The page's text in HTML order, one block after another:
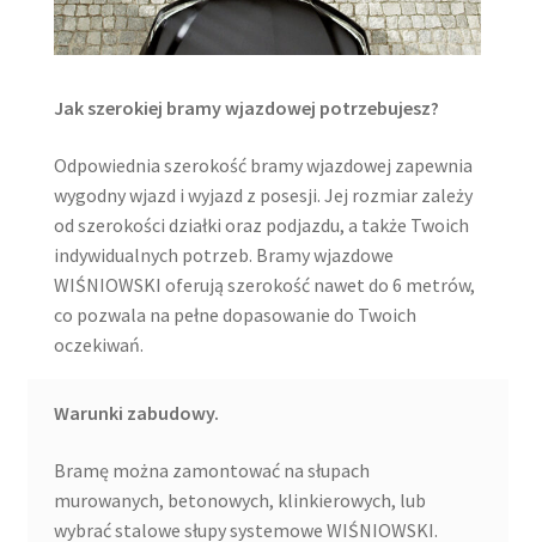
Jak szerokiej bramy wjazdowej potrzebujesz?
Odpowiednia szerokość bramy wjazdowej zapewnia
wygodny wjazd i wyjazd z posesji. Jej rozmiar zależy
od szerokości działki oraz podjazdu, a także Twoich
indywidualnych potrzeb. Bramy wjazdowe
WIŚNIOWSKI oferują szerokość nawet do 6 metrów,
co pozwala na pełne dopasowanie do Twoich
oczekiwań.
Warunki zabudowy.
Bramę można zamontować na słupach
murowanych, betonowych, klinkierowych, lub
wybrać stalowe słupy systemowe WIŚNIOWSKI.